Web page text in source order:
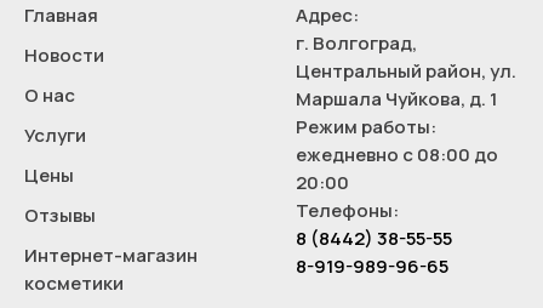
Главная
Новости
О нас
Услуги
Цены
Отзывы
Интернет-магазин
косметики
Адрес:
г. Волгоград,
Центральный район, ул.
Маршала Чуйкова, д. 1
Режим работы:
ежедневно с 08:00 до
20:00
Телефоны:
8 (8442) 38-55-55
8-919-989-96-65